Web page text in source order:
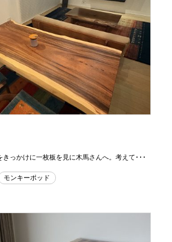
っかけに一枚板を見に木馬さんへ。考えて･･･
モンキーポッド